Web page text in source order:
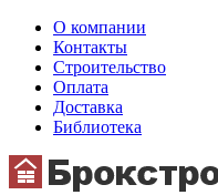
О компании
Контакты
Строительство
Оплата
Доставка
Библиотека